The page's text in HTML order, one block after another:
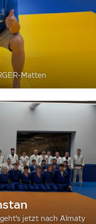
Matten
jetzt nach Almaty